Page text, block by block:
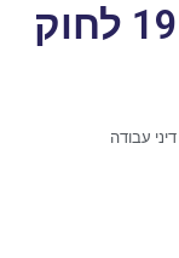
דיני עבודה ותיקון 190 לחוק
דיני עבודה